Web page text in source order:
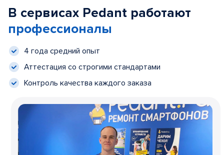
В сервисах Pedant работают
профессионалы
4 года средний опыт
Аттестация со строгими стандартами
Контроль качества каждого заказа